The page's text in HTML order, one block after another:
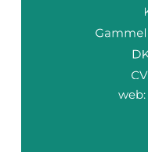
web: